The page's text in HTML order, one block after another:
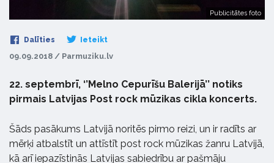
Publicitātes foto
Dalīties Ieteikt
09.09.2018 / Parmuziku.lv
22. septembrī, ‘’Melno Cepurīšu Balerijā’’ notiks
pirmais Latvijas Post rock mūzikas cikla koncerts.
Šāds pasākums Latvijā noritēs pirmo reizi, un ir radīts ar
mērķi atbalstīt un attīstīt post rock mūzikas žanru Latvijā,
kā arī iepazīstinās Latvijas sabiedrību ar pašmāju